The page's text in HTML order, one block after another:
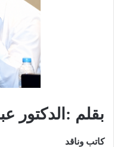
بقلم :الدكتور
كاتب وناقد